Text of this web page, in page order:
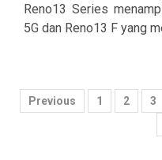
Reno13 Series
5G dan Reno13 F yang
Posts
Previous 1 2 3